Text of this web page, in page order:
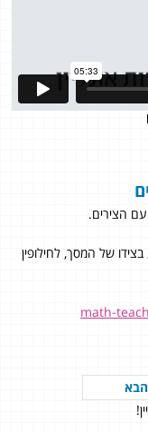
הצירים.
של המסך, לחילופין